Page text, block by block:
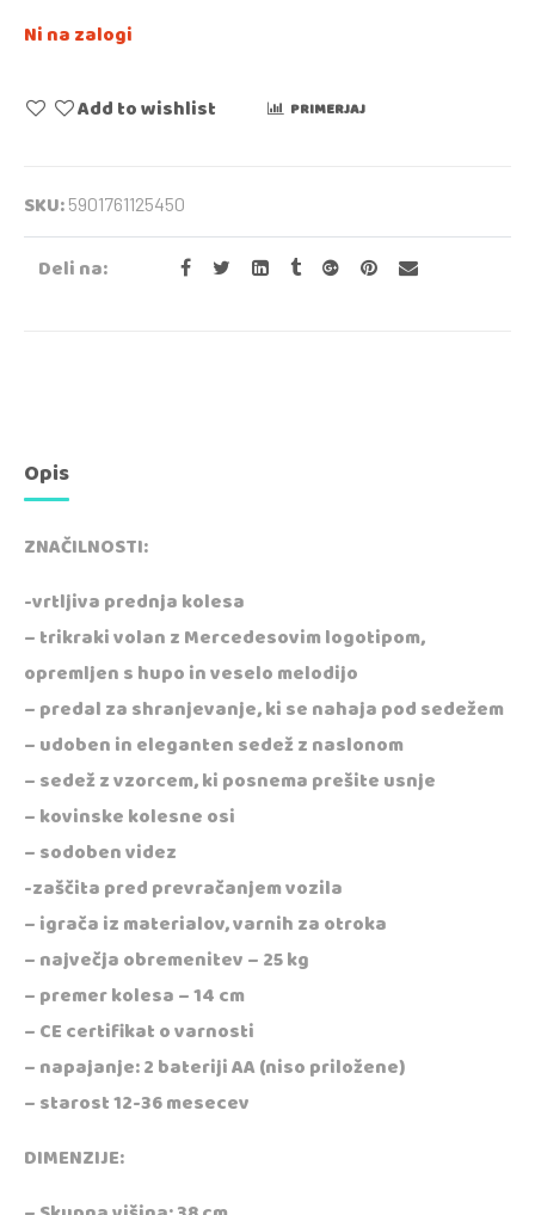
Ni na zalogi
Add to wishlist PRIMERJAJ
SKU: 5901761125450
Deli na:
Opis
ZNAČILNOSTI:
-vrtljiva prednja kolesa
– trikraki volan z Mercedesovim logotipom,
opremljen s hupo in veselo melodijo
– predal za shranjevanje, ki se nahaja pod sedežem
– udoben in eleganten sedež z naslonom
– sedež z vzorcem, ki posnema prešite usnje
– kovinske kolesne osi
– sodoben videz
-zaščita pred prevračanjem vozila
– igrača iz materialov, varnih za otroka
– največja obremenitev – 25 kg
– premer kolesa – 14 cm
– CE certifikat o varnosti
– napajanje: 2 bateriji AA (niso priložene)
– starost 12-36 mesecev
DIMENZIJE: